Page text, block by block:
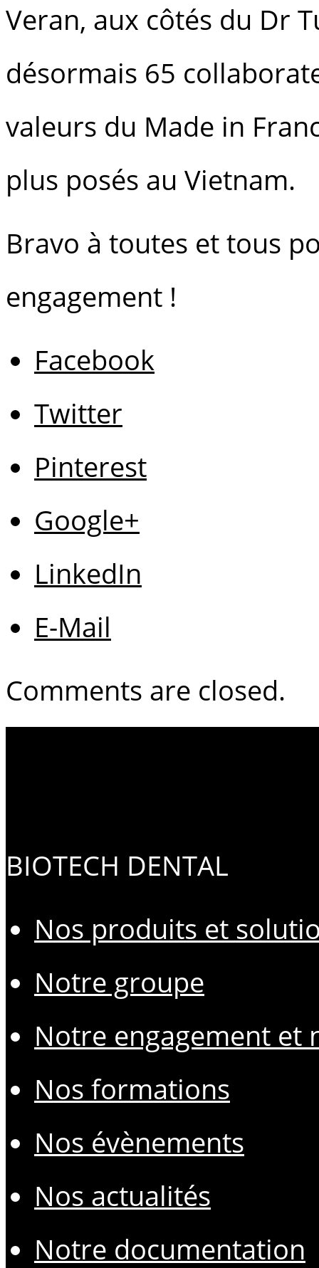
Veran, aux côtés du Dr
désormais 65
valeurs du Made in
plus posés au Vietnam.
Bravo à toutes et tous
engagement !
Facebook
Twitter
Pinterest
Google+
LinkedIn
E-Mail
Comments are closed.
BIOTECH DENTAL
Nos produits et
Notre groupe
Notre engagement et
Nos formations
Nos évènements
Nos actualités
Notre documentation